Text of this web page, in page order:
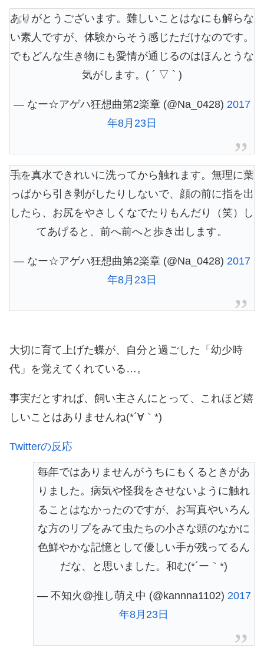
ありがとうございます。難しいことはなにも解らな
い素人ですが、体験からそう感じただけなのです。
でもどんな生き物にも愛情が通じるのはほんとうな
気がします。( ´ ▽ ` )
— なー☆アゲハ狂想曲第2楽章 (@Na_0428) 2017
年8月23日
手を真水できれいに洗ってから触れます。無理に葉
っぱから引き剥がしたりしないで、顔の前に指を出
したら、お尻をやさしくなでたりもんだり（笑）し
てあげると、前へ前へと歩き出します。
— なー☆アゲハ狂想曲第2楽章 (@Na_0428) 2017
年8月23日
大切に育て上げた蝶が、自分と過ごした「幼少時
代」を覚えてくれている…。
事実だとすれば、飼い主さんにとって、これほど嬉
しいことはありませんね(*´∀｀*)
Twitterの反応
毎年ではありませんがうちにもくるときがあ
りました。病気や怪我をさせないように触れ
ることはなかったのですが、お写真やいろん
な方のリプをみて虫たちの小さな頭のなかに
色鮮やかな記憶として優しい手が残ってるん
だな、と思いました。和む(*´ー｀*)
— 不知火@推し萌え中 (@kannna1102) 2017
年8月23日